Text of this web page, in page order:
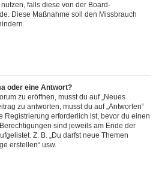
falls diese von der Board-
Diese Maßnahme soll den Missbrauch
oder eine Antwort?
zu eröffnen, musst du auf „Neues
zu antworten, musst du auf „Antworten“
Registrierung erforderlich ist, bevor du einen
sind jeweils am Ende der
Z. B. „Du darfst neue Themen
erstellen“ usw.